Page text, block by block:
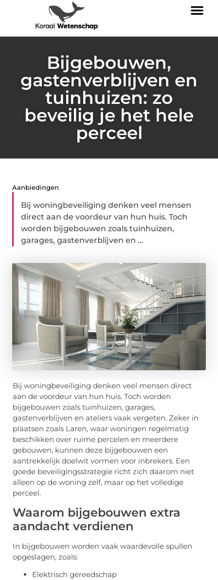
Bijgebouwen,
gastenverblijven en
tuinhuizen: zo
beveilig je het hele
perceel
Aanbiedingen
Bij woningbeveiliging denken veel mensen
direct aan de voordeur van hun huis. Toch
worden bijgebouwen zoals tuinhuizen,
garages, gastenverblijven en ...
Bij woningbeveiliging denken veel mensen direct
aan de voordeur van hun huis. Toch worden
bijgebouwen zoals tuinhuizen, garages,
gastenverblijven en ateliers vaak vergeten. Zeker in
plaatsen zoals Laren, waar woningen regelmatig
beschikken over ruime percelen en meerdere
gebouwen, kunnen deze bijgebouwen een
aantrekkelijk doelwit vormen voor inbrekers. Een
goede beveiligingsstrategie richt zich daarom niet
alleen op de woning zelf, maar op het volledige
perceel.
Waarom bijgebouwen extra
aandacht verdienen
In bijgebouwen worden vaak waardevolle spullen
opgeslagen, zoals:
Elektrisch gereedschap